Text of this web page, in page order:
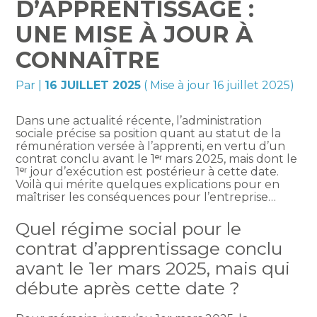
D’APPRENTISSAGE :
UNE MISE À JOUR À
CONNAÎTRE
Par 16 JUILLET 2025 ( Mise à jour 16 juillet 2025)
Dans une actualité récente, l’administration
sociale précise sa position quant au statut de la
rémunération versée à l’apprenti, en vertu d’un
contrat conclu avant le 1ᵉʳ mars 2025, mais dont le
1ᵉʳ jour d’exécution est postérieur à cette date.
Voilà qui mérite quelques explications pour en
maîtriser les conséquences pour l’entreprise…
Quel régime social pour le
contrat d’apprentissage conclu
avant le 1er mars 2025, mais qui
débute après cette date ?